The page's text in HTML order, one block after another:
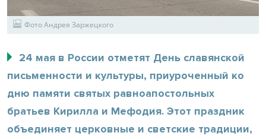
Фото Андрея Заржецкого
24 мая в России отметят День славянской
письменности и культуры, приуроченный ко
дню памяти святых равноапостольных
братьев Кирилла и Мефодия. Этот праздник
объединяет церковные и светские традиции,